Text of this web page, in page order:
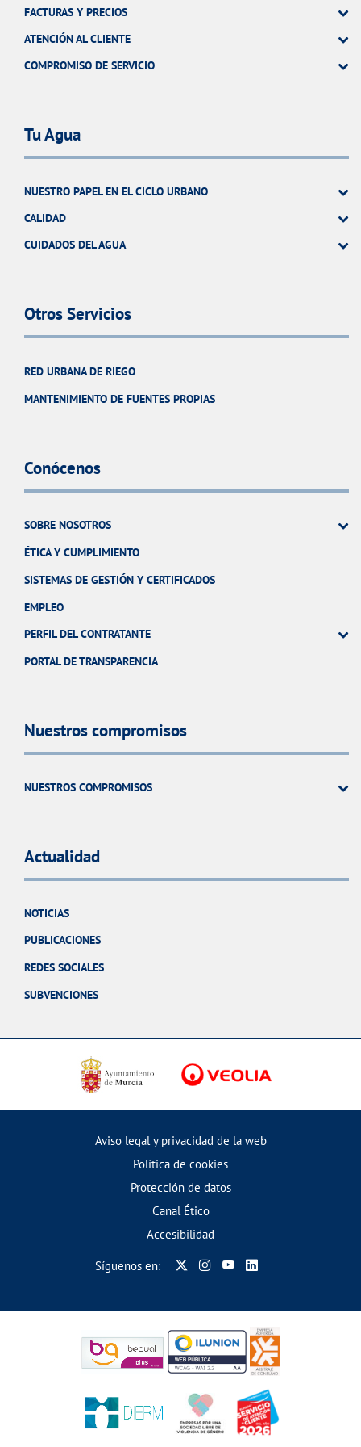
FACTURAS Y PRECIOS
ATENCIÓN AL CLIENTE
COMPROMISO DE SERVICIO
Tu Agua
NUESTRO PAPEL EN EL CICLO URBANO
CALIDAD
CUIDADOS DEL AGUA
Otros Servicios
RED URBANA DE RIEGO
MANTENIMIENTO DE FUENTES PROPIAS
Conócenos
SOBRE NOSOTROS
ÉTICA Y CUMPLIMIENTO
SISTEMAS DE GESTIÓN Y CERTIFICADOS
EMPLEO
PERFIL DEL CONTRATANTE
PORTAL DE TRANSPARENCIA
Nuestros compromisos
NUESTROS COMPROMISOS
Actualidad
NOTICIAS
PUBLICACIONES
REDES SOCIALES
SUBVENCIONES
Aviso legal y privacidad de la web
Política de cookies
Protección de datos
Canal Ético
Accesibilidad
Síguenos en: